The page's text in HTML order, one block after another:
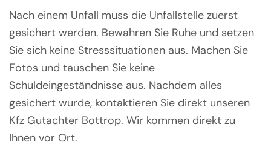
Nach einem Unfall muss die Unfallstelle zuerst
gesichert werden. Bewahren Sie Ruhe und setzen
Sie sich keine Stresssituationen aus. Machen Sie
Fotos und tauschen Sie keine
Schuldeingeständnisse aus. Nachdem alles
gesichert wurde, kontaktieren Sie direkt unseren
Kfz Gutachter Bottrop. Wir kommen direkt zu
Ihnen vor Ort.